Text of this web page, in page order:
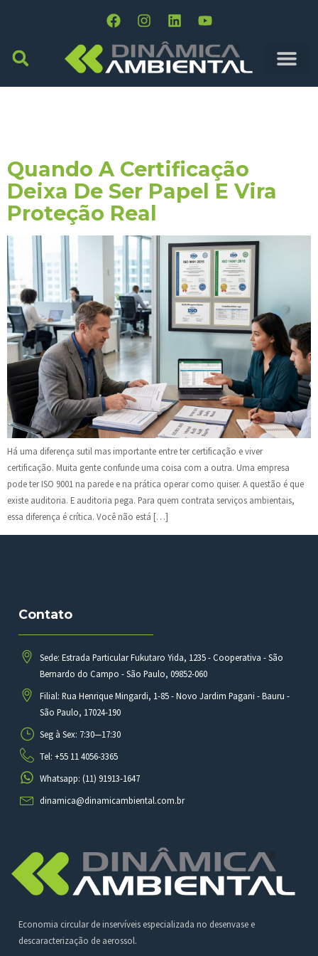
Quando A Certificação
Deixa De Ser Papel E Vira
Proteção Real
Há uma diferença sutil mas importante entre ter certificação e viver
certificação. Muita gente confunde uma coisa com a outra. Uma empresa
pode ter ISO 9001 na parede e na prática operar como quiser. A questão é que
existe auditoria. E auditoria pega. Para quem contrata serviços ambientais,
essa diferença é crítica. Você não está […]
Economia circular de inservíveis especializada no desenvase e
descaracterização de aerossol.
Contato
Sede: Estrada Particular Fukutaro Yida, 1235 - Cooperativa - São
Bernardo do Campo - São Paulo, 09852-060
Filial: Rua Henrique Mingardi, 1-85 - Novo Jardim Pagani - Bauru -
São Paulo, 17024-190
Seg à Sex: 7:30—17:30
Tel: +55 11 4056-3365
Whatsapp: (11) 91913-1647
dinamica@dinamicambiental.com.br